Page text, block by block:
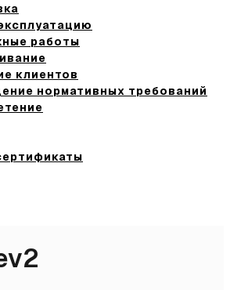
работы
клиентов
нормативных требований